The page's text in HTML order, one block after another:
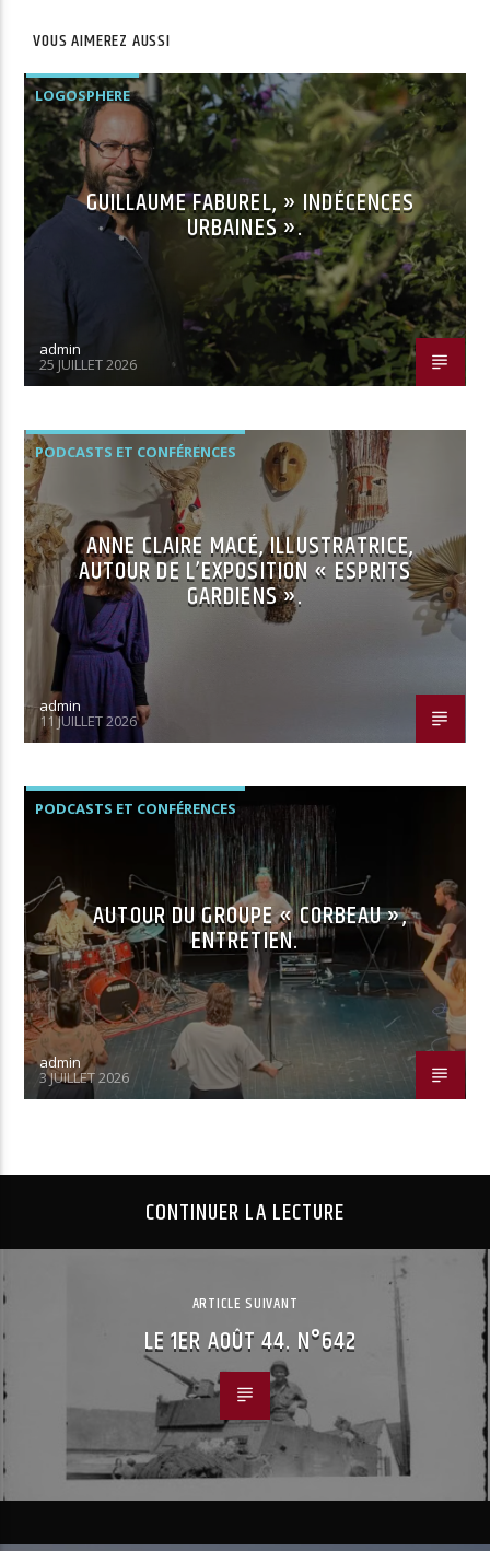
VOUS AIMEREZ AUSSI
LOGOSPHERE
GUILLAUME FABUREL, » INDÉCENCES
URBAINES ».
admin
25 JUILLET 2026
PODCASTS ET CONFÉRENCES
ANNE CLAIRE MACÉ, ILLUSTRATRICE,
AUTOUR DE L’EXPOSITION « ESPRITS
GARDIENS ».
admin
11 JUILLET 2026
PODCASTS ET CONFÉRENCES
AUTOUR DU GROUPE « CORBEAU »,
ENTRETIEN.
admin
3 JUILLET 2026
CONTINUER LA LECTURE
ARTICLE SUIVANT
LE 1ER AOÛT 44. N°642